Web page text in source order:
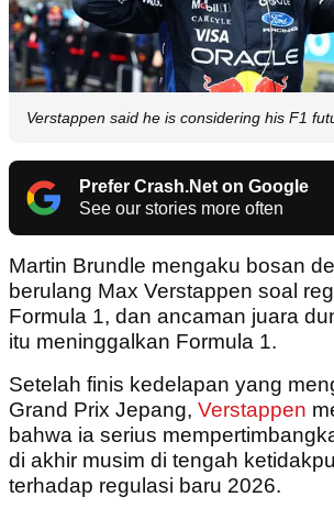
Verstappen said he is considering his F1
Prefer Crash.Net on Google
See our stories more often
Martin Brundle mengaku bosan
berulang Max Verstappen soal
Formula 1, dan ancaman juara
itu meninggalkan Formula 1.
Setelah finis kedelapan yang
Grand Prix Jepang, Verstappen
bahwa ia serius
di akhir musim di tengah
terhadap regulasi baru 2026.